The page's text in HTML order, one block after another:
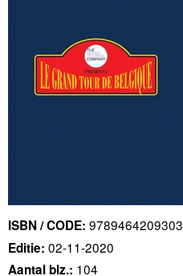
ISBN / CODE: 9789464209303
Editie: 02-11-2020
Aantal blz.: 104